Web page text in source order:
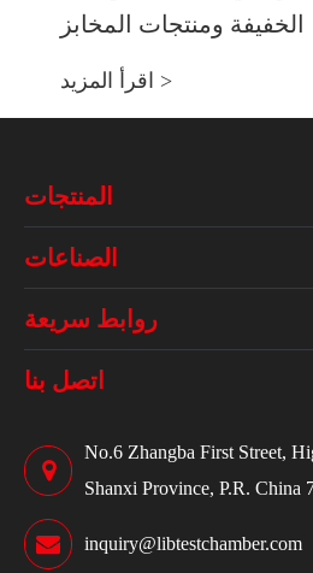
الخفيفة ومنتجات المخابز
اقرأ المزيد >
المنتجات
الصناعات
روابط سريعة
اتصل بنا
No.6 Zhangba First Street,
Shanxi Province, P.R. China
inquiry@libtestchamber.com